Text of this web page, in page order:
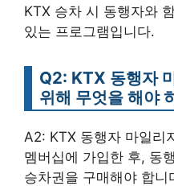
KTX 승차 시 동행자와
있는 프로그램입니다.
Q2: KTX 동행자
위해 무엇을 해야
A2: KTX 동행자 마일리
멤버십에 가입한 후, 동
승차권을 구매해야 합니